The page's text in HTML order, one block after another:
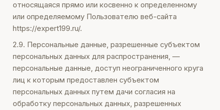
относящаяся прямо или косвенно к определенному
или определяемому Пользователю веб-сайта
https://expert199.ru/.
2.9. Персональные данные, разрешенные субъектом
персональных данных для распространения, —
персональные данные, доступ неограниченного круга
лиц к которым предоставлен субъектом
персональных данных путем дачи согласия на
обработку персональных данных, разрешенных